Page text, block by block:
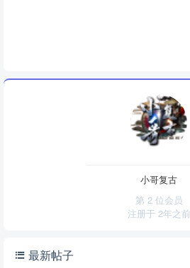
小哥复古
第 2 位会员
注册于 2年之前
最新帖子